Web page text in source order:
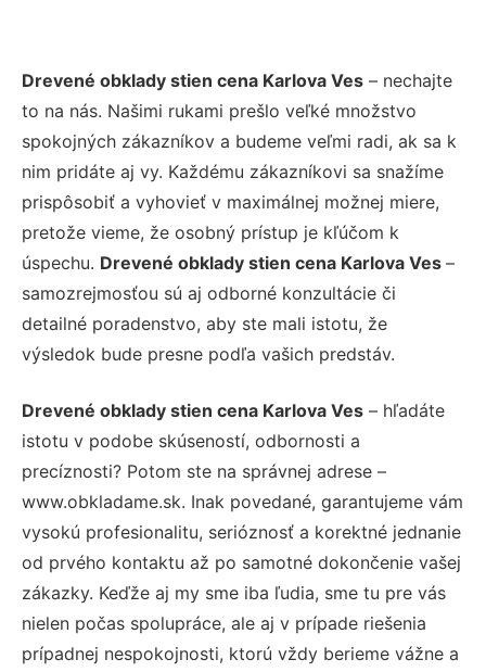
Drevené obklady stien cena Karlova Ves – nechajte
to na nás. Našimi rukami prešlo veľké množstvo
spokojných zákazníkov a budeme veľmi radi, ak sa k
nim pridáte aj vy. Každému zákazníkovi sa snažíme
prispôsobiť a vyhovieť v maximálnej možnej miere,
pretože vieme, že osobný prístup je kľúčom k
úspechu. Drevené obklady stien cena Karlova Ves –
samozrejmosťou sú aj odborné konzultácie či
detailné poradenstvo, aby ste mali istotu, že
výsledok bude presne podľa vašich predstáv.
Drevené obklady stien cena Karlova Ves – hľadáte
istotu v podobe skúseností, odbornosti a
precíznosti? Potom ste na správnej adrese –
www.obkladame.sk. Inak povedané, garantujeme vám
vysokú profesionalitu, serióznosť a korektné jednanie
od prvého kontaktu až po samotné dokončenie vašej
zákazky. Keďže aj my sme iba ľudia, sme tu pre vás
nielen počas spolupráce, ale aj v prípade riešenia
prípadnej nespokojnosti, ktorú vždy berieme vážne a